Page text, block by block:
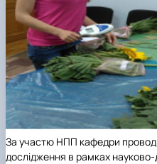
За участю НПП кафедри
дослідження в рамках науково-